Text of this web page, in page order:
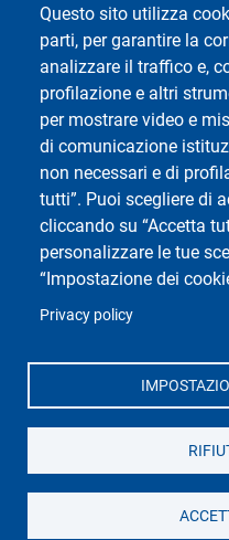
Questo sito utilizza
parti, per garantire la
analizzare il traffico e,
profilazione e altri
per mostrare video e
di comunicazione
non necessari e di
tutti”. Puoi scegliere di
cliccando su “Accetta
personalizzare le tue
“Impostazione dei
Privacy policy
Centro
Dipartimento di
Università degli Studi di
Corso Strada Nuova 65,
Tel. 0382.984313